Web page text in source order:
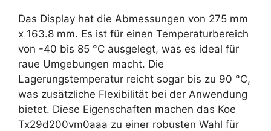
Das Display hat die Abmessungen von 275 mm
x 163.8 mm. Es ist für einen Temperaturbereich
von -40 bis 85 °C ausgelegt, was es ideal für
raue Umgebungen macht. Die
Lagerungstemperatur reicht sogar bis zu 90 °C,
was zusätzliche Flexibilität bei der Anwendung
bietet. Diese Eigenschaften machen das Koe
Tx29d200vm0aaa zu einer robusten Wahl für